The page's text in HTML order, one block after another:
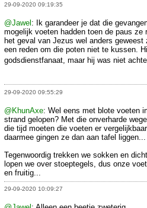
29-09-2020 09:19:35
@Jawel: Ik garandeer je dat die
mogelijk voeten hadden toen de paus ze
het geval van Jezus wel anders geweest
een reden om die poten niet te kussen.
godsdienstfanaat, maar hij was niet
29-09-2020 09:55:29
@KhunAxe: Wel eens met blote voeten
strand gelopen? Met die onverharde
die tijd moeten die voeten er
daarmee gingen ze dan aan tafel liggen...
Tegenwoordig trekken we sokken en
lopen we over stoeptegels, dus onze
en fruitig...
29-09-2020 10:09:27